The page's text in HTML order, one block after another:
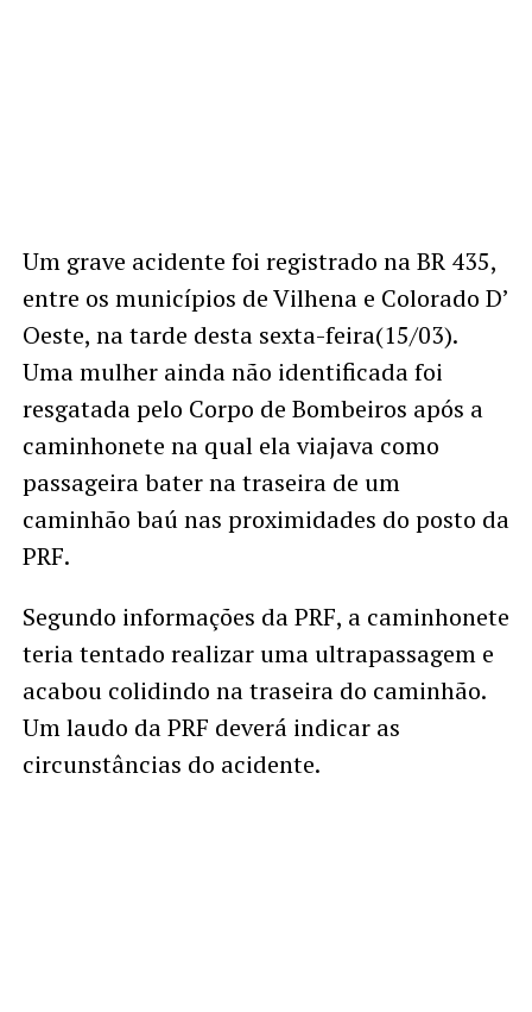
Um grave acidente foi registrado na BR 435,
entre os municípios de Vilhena e Colorado D’
Oeste, na tarde desta sexta-feira(15/03).
Uma mulher ainda não identificada foi
resgatada pelo Corpo de Bombeiros após a
caminhonete na qual ela viajava como
passageira bater na traseira de um
caminhão baú nas proximidades do posto da
PRF.
Segundo informações da PRF, a caminhonete
teria tentado realizar uma ultrapassagem e
acabou colidindo na traseira do caminhão.
Um laudo da PRF deverá indicar as
circunstâncias do acidente.